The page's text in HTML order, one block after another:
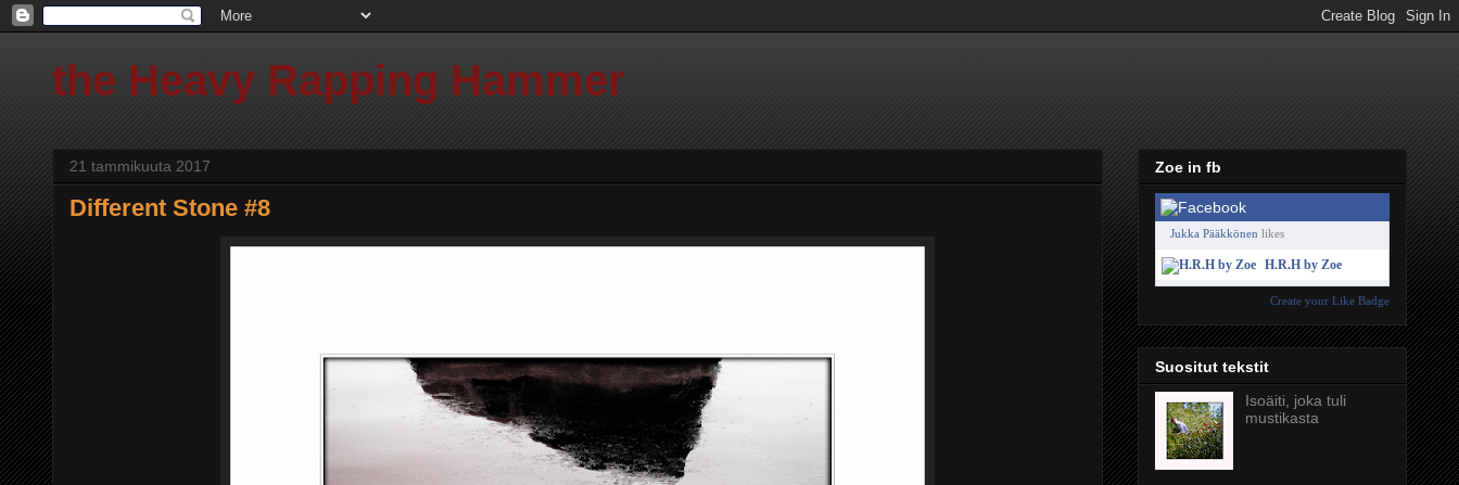
the Heavy Rapping Hammer
21 tammikuuta 2017
Different Stone #8
Zoe in fb
Jukka Pääkkönen likes
H.R.H by Zoe
Create your Like Badge
Suositut tekstit
Isoäiti, joka tuli
mustikasta